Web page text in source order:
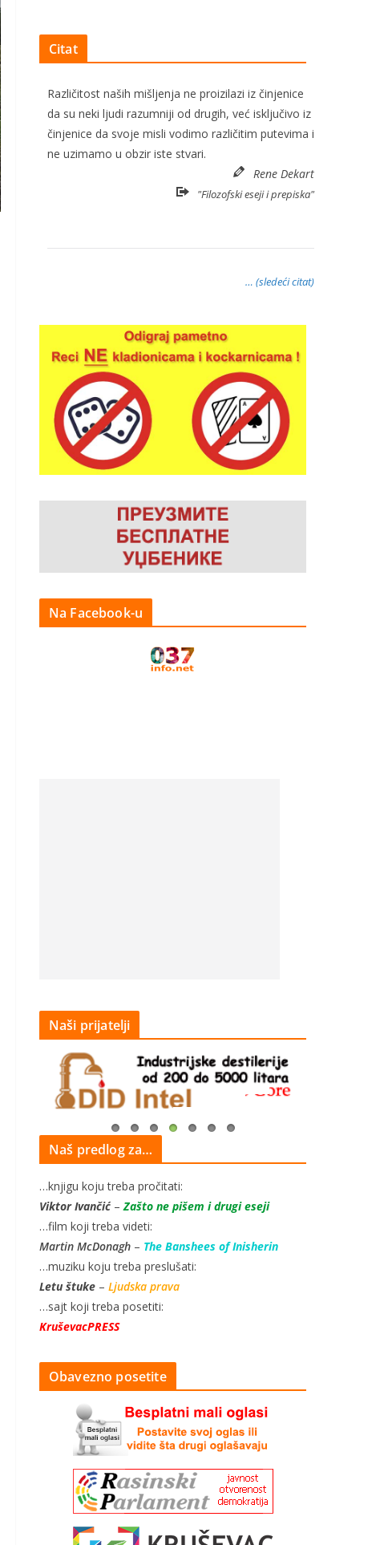
Citat
Različitost naših mišljenja ne proizilazi iz činjenice
da su neki ljudi razumniji od drugih, već isključivo iz
činjenice da svoje misli vodimo različitim putevima i
ne uzimamo u obzir iste stvari.
Rene Dekart
"Filozofski eseji i prepiska"
… (sledeći citat)
Na Facebook-u
Naši prijatelji
Naš predlog za…
…knjigu koju treba pročitati:
Viktor Ivančić– Zašto ne pišem i drugi eseji
…film koji treba videti:
Martin McDonagh – The Banshees of Inisherin
…muziku koju treba preslušati:
Letu štuke – Ljudska prava
…sajt koji treba posetiti:
KruševacPRESS
Obavezno posetite